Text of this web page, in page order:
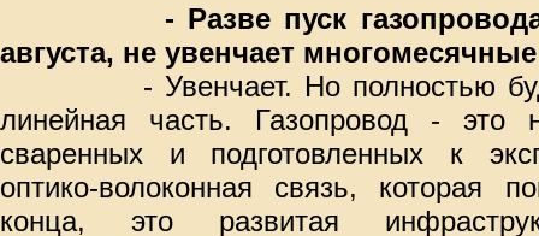
- Разве пуск
августа, не увенчает
- Увенчает. Но полностью
линейная часть. Газопровод - это
сваренных и подготовленных к
оптико-волоконная связь, которая
конца, это развитая